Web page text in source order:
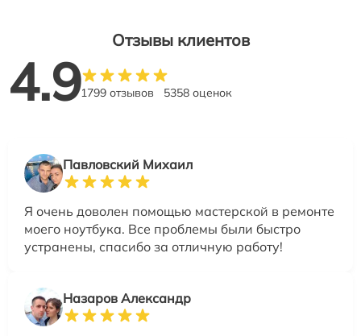
Отзывы клиентов
4.91799 отзывов 5358 оценок
Павловский Михаил
Я очень доволен помощью мастерской в ремонте
моего ноутбука. Все проблемы были быстро
устранены, спасибо за отличную работу!
Назаров Александр